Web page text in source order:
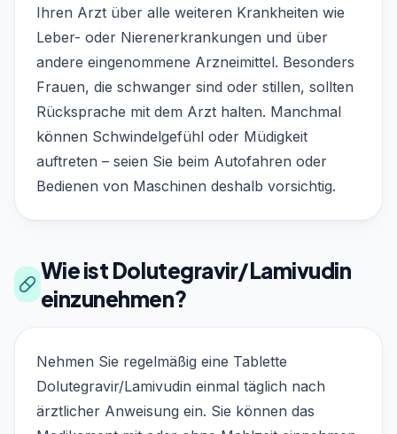
Ihren Arzt über alle weiteren Krankheiten wie
Leber- oder Nierenerkrankungen und über
andere eingenommene Arzneimittel. Besonders
Frauen, die schwanger sind oder stillen, sollten
Rücksprache mit dem Arzt halten. Manchmal
können Schwindelgefühl oder Müdigkeit
auftreten – seien Sie beim Autofahren oder
Bedienen von Maschinen deshalb vorsichtig.
Wie ist Dolutegravir/Lamivudin
einzunehmen?
Nehmen Sie regelmäßig eine Tablette
Dolutegravir/Lamivudin einmal täglich nach
ärztlicher Anweisung ein. Sie können das